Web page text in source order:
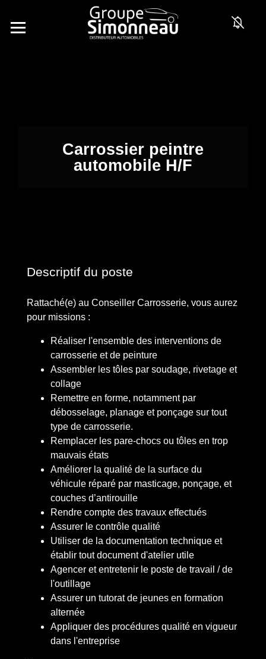
Carrossier peintre
automobile H/F
Descriptif du poste
Rattaché(e) au Conseiller Carrosserie, vous aurez
pour missions :
Réaliser l'ensemble des interventions de
carrosserie et de peinture
Assembler les tôles par soudage, rivetage et
collage
Remettre en forme, notamment par
débosselage, planage et ponçage sur tout
type de carrosserie.
Remplacer les pare-chocs ou tôles en trop
mauvais états
Améliorer la qualité de la surface du
véhicule réparé par masticage, ponçage, et
couches d’antirouille
Rendre compte des travaux effectués
Assurer le contrôle qualité
Utiliser de la documentation technique et
établir tout document d'atelier utile
Agencer et entretenir le poste de travail / de
l'outillage
Assurer un tutorat de jeunes en formation
alternée
Appliquer des procédures qualité en vigueur
dans l'entreprise